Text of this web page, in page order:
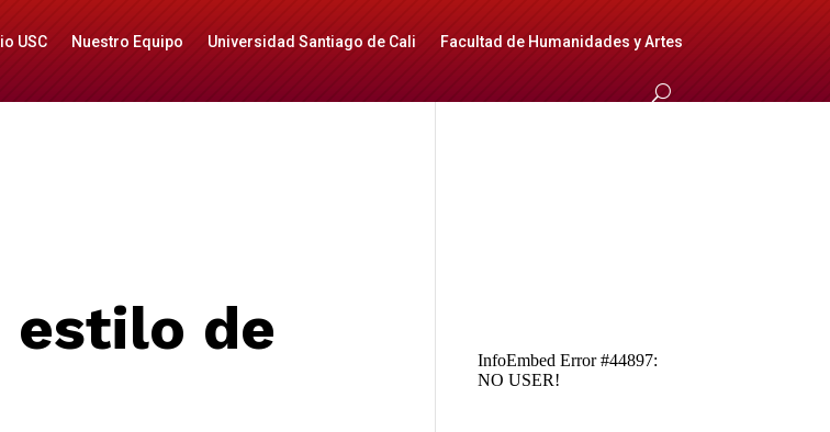
USC Nuestro Equipo Universidad Santiago de Cali Facultad de Humanidades y Artes
estilo de